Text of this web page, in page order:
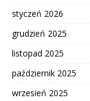
styczeń 2026
grudzień 2025
listopad 2025
październik 2025
wrzesień 2025